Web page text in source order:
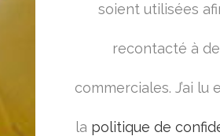
soient utilisées
recontacté à
commerciales. J’ai lu
la politique de